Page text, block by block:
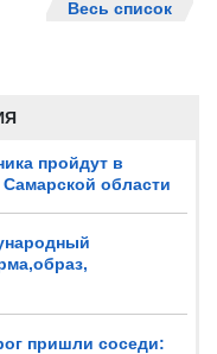
пройдут в
области
пришли соседи:
Весь список